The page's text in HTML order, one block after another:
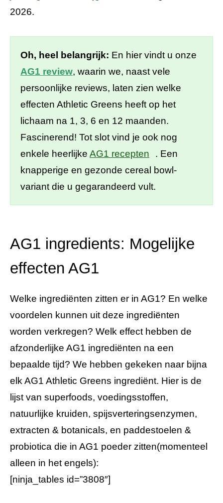
2026.
Oh, heel belangrijk: En hier vindt u onze
AG1 review, waarin we, naast vele
persoonlijke reviews, laten zien welke
effecten Athletic Greens heeft op het
lichaam na 1, 3, 6 en 12 maanden.
Fascinerend! Tot slot vind je ook nog
enkele heerlijke AG1 recepten
. Een
knapperige en gezonde cereal bowl-
variant die u gegarandeerd vult.
AG1 ingredients: Mogelijke
effecten AG1
Welke ingrediënten zitten er in AG1? En welke
voordelen kunnen uit deze ingrediënten
worden verkregen? Welk effect hebben de
afzonderlijke AG1 ingrediënten na een
bepaalde tijd? We hebben gekeken naar bijna
elk AG1 Athletic Greens ingrediënt. Hier is de
lijst van superfoods, voedingsstoffen,
natuurlijke kruiden, spijsverteringsenzymen,
extracten & botanicals, en paddestoelen &
probiotica die in AG1 poeder zitten(momenteel
alleen in het engels):
[ninja_tables id=”3808″]